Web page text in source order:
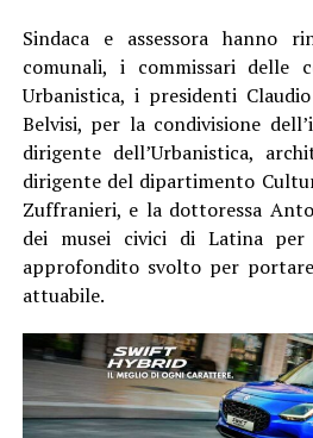
Sindaca e assessora hanno
comunali, i commissari delle
Urbanistica, i presidenti
Belvisi, per la condivisione
dirigente dell’Urbanistica,
dirigente del dipartimento
Zuffranieri, e la dottoressa
dei musei civici di Latina
approfondito svolto per
attuabile.